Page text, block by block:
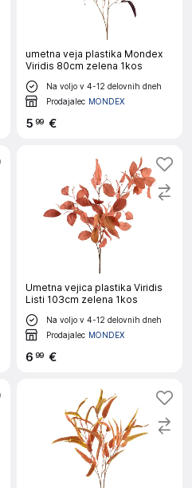
umetna veja plastika Mondex
Viridis 80cm zelena 1kos
Na voljo v 4-12 delovnih dneh
Prodajalec MONDEX
5 99 €
Umetna vejica plastika Viridis
Listi 103cm zelena 1kos
Na voljo v 4-12 delovnih dneh
Prodajalec MONDEX
6 99 €